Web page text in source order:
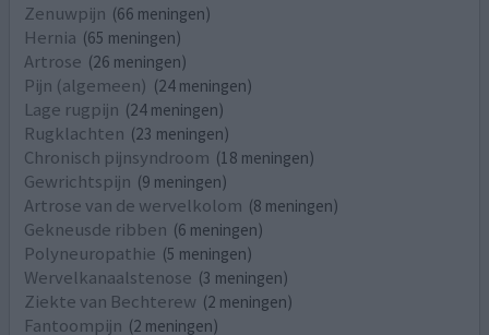
Zenuwpijn (66 meningen)
Hernia (65 meningen)
Artrose (26 meningen)
Pijn (algemeen) (24 meningen)
Lage rugpijn (24 meningen)
Rugklachten (23 meningen)
Chronisch pijnsyndroom (18 meningen)
Gewrichtspijn (9 meningen)
Artrose van de wervelkolom (8 meningen)
Gekneusde ribben (6 meningen)
Polyneuropathie (5 meningen)
Wervelkanaalstenose (3 meningen)
Ziekte van Bechterew (2 meningen)
Fantoompijn (2 meningen)